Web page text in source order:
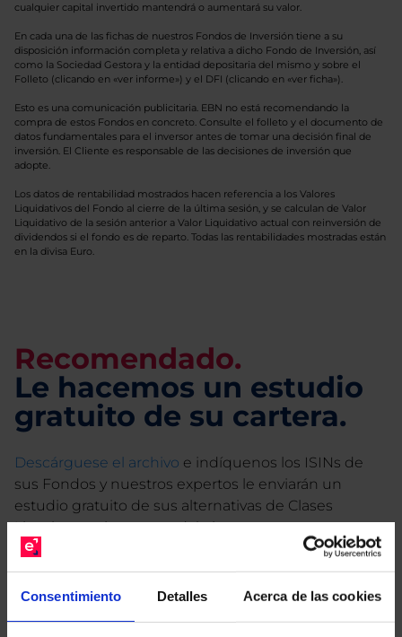
Consentimiento Detalles Acerca de las cookies
cualquier capital invertido mantendrá o aumentará su valor.
En cada una de las fichas de nuestros Fondos de Inversión tiene a su
disposición información completa y relativa a dicho Fondo de Inversión, así
como la Sociedad Gestora y la entidad depositaria del mismo y sobre el
Folleto (clicando en «ver informe») y el DFI (clicando en «ver ficha»).
Esto es una comunicación publicitaria. EBN no está recomendando la
compra de estos Fondos en concreto. Consulte el folleto y el documento de
datos fundamentales para el inversor antes de tomar una decisión final de
inversión. El Cliente es responsable de las decisiones de inversión que
adopte.
Los datos de rentabilidad mostrados hacen referencia a los Valores
Liquidativos del Fondo al cierre de la última sesión, y se calculan de Valor
Liquidativo de la sesión anterior a Valor Liquidativo actual con reinversión de
dividendos si el fondo es de reparto. Todas las rentabilidades mostradas están
en la divisa Euro.
Recomendado.
Le hacemos un estudio
gratuito de su cartera.
Descárguese el archivo e indíquenos los ISINs de
sus Fondos y nuestros expertos le enviarán un
estudio gratuito de sus alternativas de Clases
Limpias con las que podrá ahorrar en sus costes.